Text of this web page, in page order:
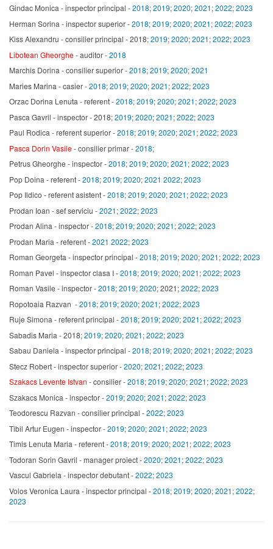
Gindac Monica - inspector principal -2018;2019;2020;2021;2022;2023
Herman Sorina - inspector superior -2018;2019;2020;2021;2022;2023
Kiss Alexandru - consilier principal - 2018;2019;2020;2021;2022;2023
Libotean Gheorghe- auditor -2018
Marchis Dorina - consilier superior -2018;2019;2020;2021
Maries Marina - casier -2018;2019;2020;2021;2022;2023
Orzac Dorina Lenuta - referent -2018;2019;2020;2021;2022;2023
Pasca Gavril - inspector - 2018;2019;2020;2021;2022;2023
Paul Rodica - referent superior -2018;2019;2020;2021;2022;2023
Pasca Dorin Vasile- consilier primar -2018;
Petrus Gheorghe - inspector -2018;2019;2020;2021;2022;2023
Pop Doina - referent -2018;2019;2020;2021 2022;2023
Pop Ildico - referent asistent -2018;2019;2020;2021;2022;2023
Prodan Ioan - sef serviciu -2021;2022;2023
Prodan Alina - inspector -2018;2019;2020;2021;2022;2023
Prodan Maria - referent -2021 2022;2023
Roman Georgeta - inspector principal -2018;2019;2020;2021;2022;2023
Roman Pavel - inspector clasa I -2018;2019;2020;2021;2022;2023
Roman Vasile - inspector -2018;2019;2020; 2021;2022;2023
Ropotoaia Razvan -2018;2019;2020;2021;2022;2023
Ruje Simona - referent principal -2018;2019;2020;2021;2022;2023
Sabadis Maria - 2018;2019;2020;2021;2022;2023
Sabau Daniela - inspector principal -2018;2019;2020;2021;2022;2023
Stecz Robert - inspector superior -2020;2021;2022;2023
Szakacs Levente Istvan - consilier -2018;2019;2020;2021;2022;2023
Szakacs Monica - inspector -2019;2020;2021;2022;2023
Teodorescu Razvan - consilier principal -2022;2023
Tibil Artur Eugen - inspector -2019;2020;2021;2022;2023
Timis Lenuta Maria - referent -2018;2019;2020;2021;2022;2023
Todoran Sorin Gavril - manager proiect -2020;2021;2022;2023
Vascul Gabriela - inspector debutant -2022;2023
Volos Veronica Laura - inspector principal -2018;2019;2020;2021;2022;
2023